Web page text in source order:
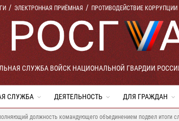
ЭЛЕКТРОННАЯ ПРИЁМНАЯ ПРОТИВОДЕЙСТВИЕ КОРРУПЦИИ
СЛУЖБА ВОЙСК НАЦИОНАЛЬНОЙ ГВАРДИИ
СЛУЖБА ДЕЯТЕЛЬНОСТЬ ДЛЯ ГРАЖДАН
должность командующего объединением подвел итоги